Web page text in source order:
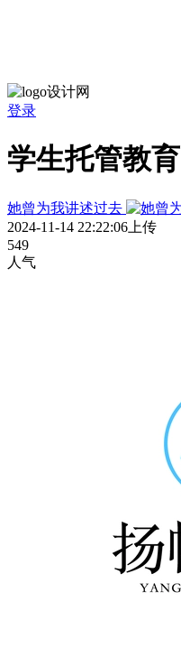
登录
学生托管教育
她曾为我讲述过去
2024-11-14 22:22:06上传
549
人气